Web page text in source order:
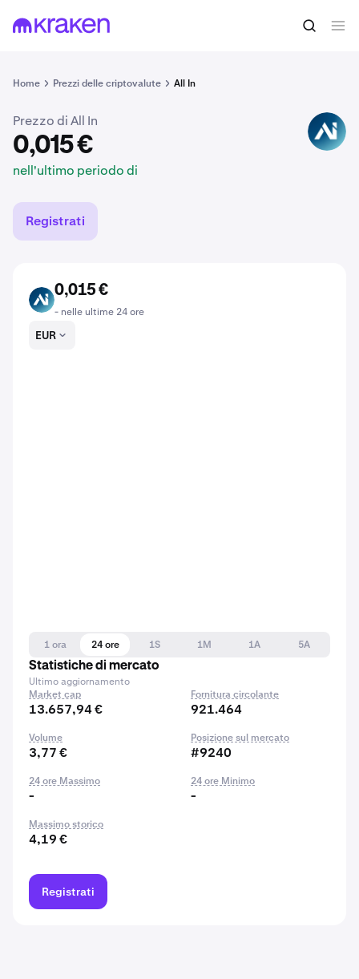
Home Prezzi delle criptovalute All In
0,015 € Acquista ALLIN
Prezzo di All In
0,015 €
nell'ultimo periodo di
ALLIN
Registrati
ALLIN
0,015 €
- nelle ultime 24 ore
EUR
1 ora 24 ore 1S 1M 1A
5A
Statistiche di mercato
Ultimo aggiornamento
Market cap
13.657,94 €
Fornitura circolante
921.464
Volume
3,77 €
Posizione sul mercato
#9240
24 ore Massimo
-
24 ore Minimo
-
Massimo storico
4,19 €
Registrati